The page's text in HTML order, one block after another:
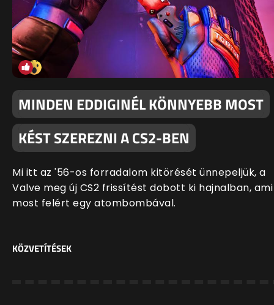
MINDEN EDDIGINÉL KÖNNYEBB MOST
KÉST SZEREZNI A CS2-BEN
Mi itt az '56-os forradalom kitörését ünnepeljük, a
Valve meg új CS2 frissítést dobott ki hajnalban, ami
most felért egy atombombával.
KÖZVETÍTÉSEK